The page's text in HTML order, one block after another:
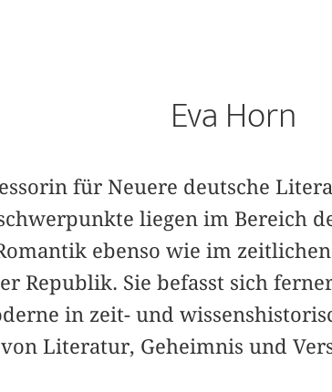
Eva Horn
für Neuere deutsche
liegen im Bereich
ebenso wie im
Republik. Sie befasst sich
in zeit- und
Literatur, Geheimnis und